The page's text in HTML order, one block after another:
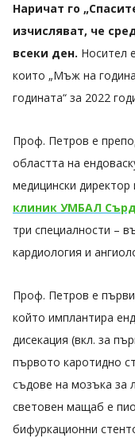
Наричат го
изчисляват, че
всеки ден. Носител
които „Мъж на
годината“ за 2022
Проф. Петров е
областта на
медицински директор
клиник УМБАЛ
три специалности –
кардиология и
Проф. Петров е
който имплантира
дисекация (вкл. за
първото каротидно
съдове на мозъка за
световен мащаб е
бифуркационни